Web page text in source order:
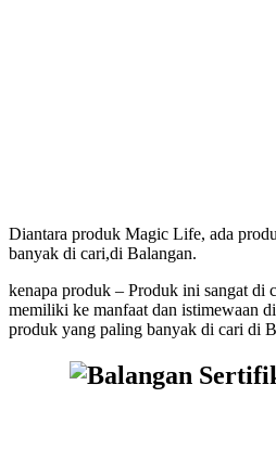
Diantara produk Magic Life, ada
banyak di cari,di Balangan.
kenapa produk – Produk ini sangat di
memiliki ke manfaat dan istimewaan
produk yang paling banyak di cari di